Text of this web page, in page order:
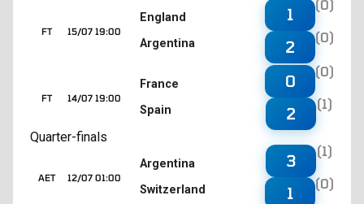
15/07 19:00
FT
England
Argentina
1
(0)
2
(0)
14/07 19:00
FT
France
Spain
0
(0)
2
(1)
Quarter-finals
12/07 01:00
AET
Argentina
Switzerland
3
(1)
1
(0)